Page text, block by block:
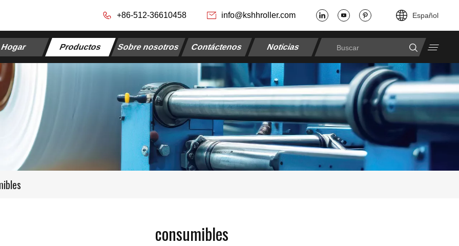
+86-512-36610458 info@kshhroller.com Español
Hogar Productos Sobre nosotros Contáctenos Noticias
consumibles